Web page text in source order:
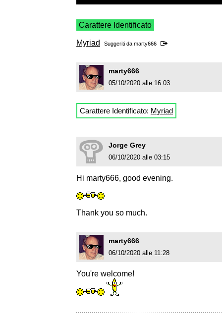
Carattere Identificato
Myriad Suggeriti da marty666
marty666
05/10/2020 alle 16:03
Carattere Identificato: Myriad
Jorge Grey
06/10/2020 alle 03:15
Hi marty666, good evening.
Thank you so much.
marty666
06/10/2020 alle 11:28
You're welcome!